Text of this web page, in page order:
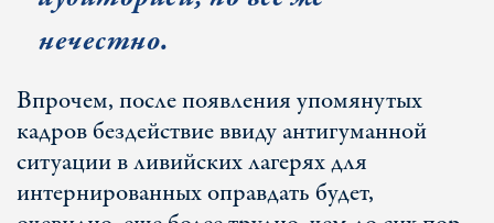
нечестно.
Впрочем, после появления упомянутых
кадров бездействие ввиду антигуманной
ситуации в ливийских лагерях для
интернированных оправдать будет,